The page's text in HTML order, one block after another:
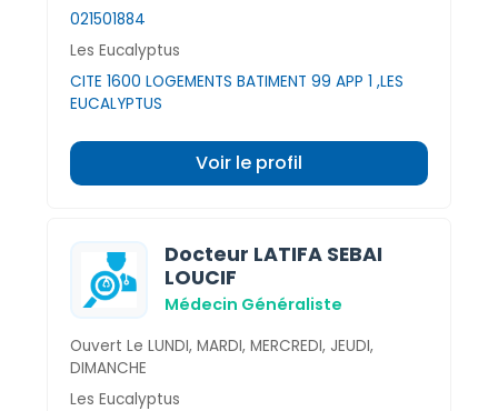
021501884
Les Eucalyptus
CITE 1600 LOGEMENTS BATIMENT 99 APP 1 ,LES
EUCALYPTUS
Voir le profil
Docteur LATIFA SEBAI
LOUCIF
Médecin Généraliste
Ouvert Le LUNDI, MARDI, MERCREDI, JEUDI,
DIMANCHE
Les Eucalyptus